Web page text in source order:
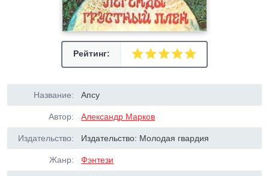
Рейтинг:
Название: Апсу
Автор: Александр Марков
Издательство: Издательство: Молодая гвардия
Жанр: Фэнтези